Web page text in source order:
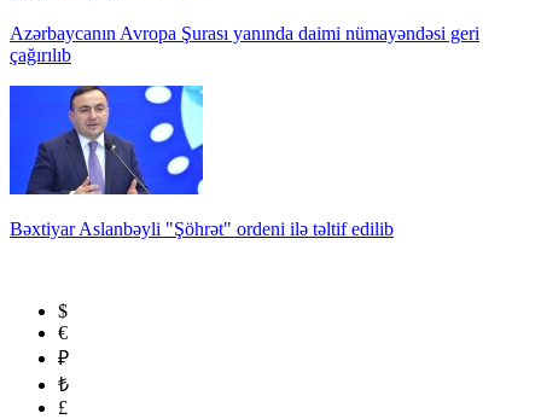
Azərbaycanın Avropa Şurası yanında daimi nümayəndəsi geri
çağırılıb
Bəxtiyar Aslanbəyli "Şöhrət" ordeni ilə təltif edilib
$
€
₽
₺
£